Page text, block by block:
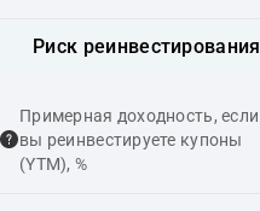
Риск реинвестирования
Примерная доходность, если
вы реинвестируете купоны
(YTM), %